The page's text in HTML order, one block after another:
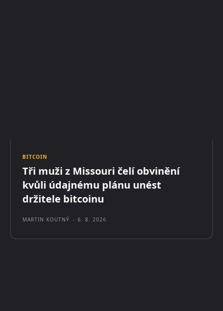
BITCOIN
Tři muži z Missouri čelí obvinění
kvůli údajnému plánu unést
držitele bitcoinu
MARTIN KOUTNÝ - 6. 8. 2026